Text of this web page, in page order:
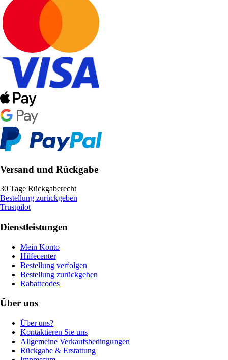
Versand und Rückgabe
30 Tage Rückgaberecht
Bestellung zurückgeben
Trustpilot
Dienstleistungen
Mein Konto
Hilfecenter
Bestellung verfolgen
Bestellung zurückgeben
Rabattcodes
Über uns
Über uns?
Kontaktieren Sie uns
Allgemeine Verkaufsbedingungen
Rückgabe & Erstattung